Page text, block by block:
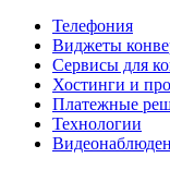
Телефония
Виджеты
Сервисы для
Хостинги и
Платежные
Технологии